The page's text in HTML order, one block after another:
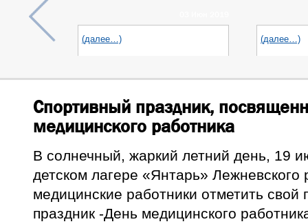
(далее…) (далее…)
Спортивный праздник,
медицинского работника
В солнечный, жаркий летний день, 19
детском лагере «Янтарь» Лежневского
медицинские работники отметить
праздник -День медицинского